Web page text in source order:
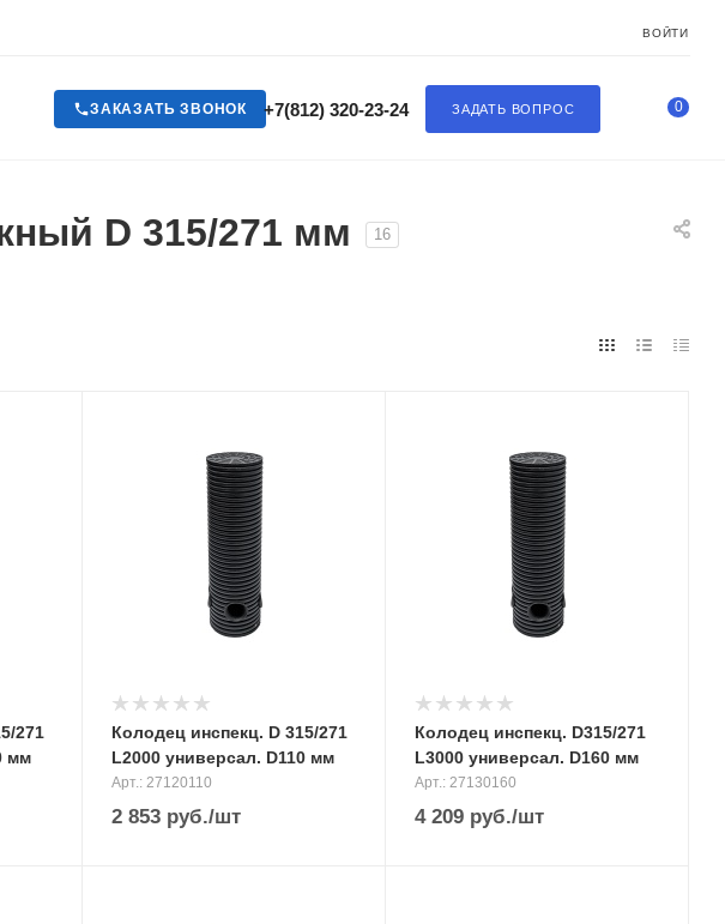
ВОЙТИ
ЗАДАТЬ ВОПРОС
+7(812) 320-23-24
ЗАКАЗАТЬ ЗВОНОК 0
D 315/271 мм 16
271
мм
Колодец инспекц. D 315/271
L2000 универсал. D110 мм
Арт.: 27120110
2 853 руб./шт
Колодец инспекц. D315/271
L3000 универсал. D160 мм
Арт.: 27130160
4 209 руб./шт